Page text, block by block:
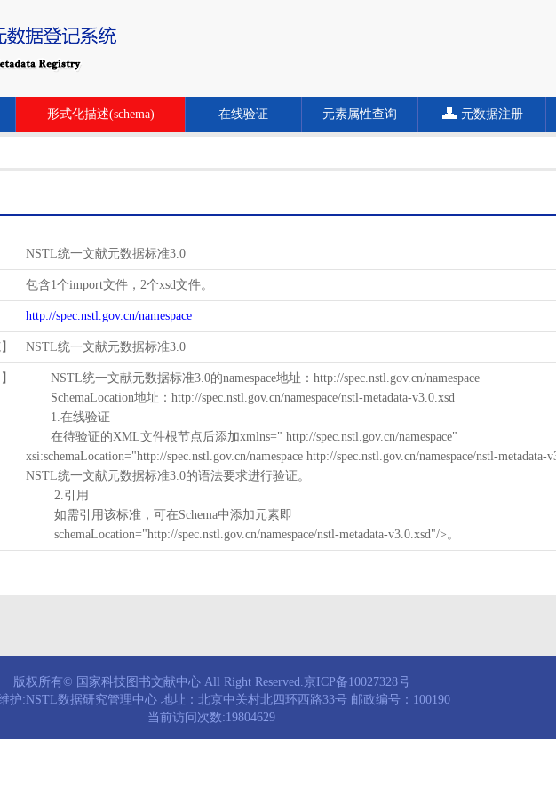
形式化描述(schema) 在线验证 元素属性查询 元数据注册
NSTL统一文献元数据标准3.0
包含1个import文件，2个xsd文件。
http://spec.nstl.gov.cn/namespace
NSTL统一文献元数据标准3.0
NSTL统一文献元数据标准3.0的namespace地址：http://spec.nstl.gov.cn/namespace
SchemaLocation地址：http://spec.nstl.gov.cn/namespace/nstl-metadata-v3.0.xsd
1.在线验证
在待验证的XML文件根节点后添加xmlns=" http://spec.nstl.gov.cn/namespace"
xsi:schemaLocation="http://spec.nstl.gov.cn/namespace http://spec.nstl.gov.cn/namespace/nstl-
NSTL统一文献元数据标准3.0的语法要求进行验证。
2.引用
如需引用该标准，可在Schema中添加元素即
schemaLocation="http://spec.nstl.gov.cn/namespace/nstl-metadata-v3.0.xsd"/>。
版权所有© 国家科技图书文献中心 All Right Reserved.京ICP备10027328号
护:NSTL数据研究管理中心 地址：北京中关村北四环西路33号 邮政编号：100190
当前访问次数:19804629